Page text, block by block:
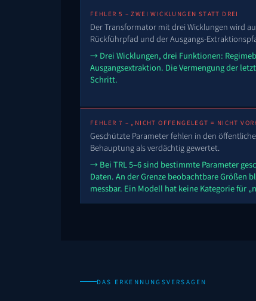
FEHLER 5 – ZWEI WICKLUNGEN STATT DREI
Der Transformator mit drei Wicklungen wird
Rückführpfad und der Ausgangs-
→ Drei Wicklungen, drei Funktionen:
Ausgangsextraktion. Die Vermengung der
Schritt.
FEHLER 7 – „NICHT OFFENGELEGT = NICHT
Geschützte Parameter fehlen in den
Behauptung als verdächtig gewertet.
→ Bei TRL 5–6 sind bestimmte Parameter
Daten. An der Grenze beobachtbare Größen
messbar. Ein Modell hat keine Kategorie für
DAS ERKENNUNGSVERSAGEN